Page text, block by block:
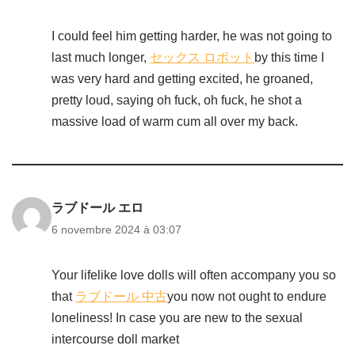
I could feel him getting harder, he was not going to
last much longer, セックス ロボット by this time I
was very hard and getting excited, he groaned,
pretty loud, saying oh fuck, oh fuck, he shot a
massive load of warm cum all over my back.
ラブドール エロ
6 novembre 2024 à 03:07
Your lifelike love dolls will often accompany you so
that ラブドール 中古you now not ought to endure
loneliness! In case you are new to the sexual
intercourse doll market